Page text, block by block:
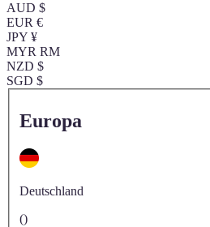
AUD $
EUR €
JPY ¥
MYR RM
NZD $
SGD $
Europa
Deutschland
()